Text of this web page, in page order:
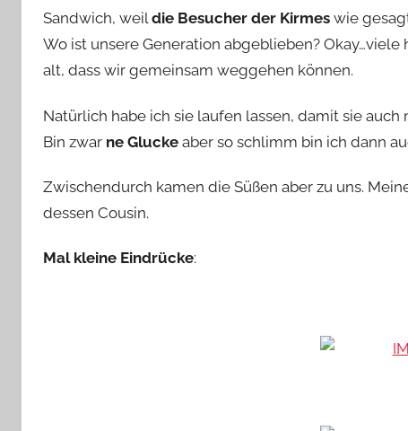
Sandwich, weildie Besucher der Kirmes wie
Wo ist unsere Generation abgeblieben?
alt, dass wir gemeinsam weggehen können.
Natürlich habe ich sie laufen lassen, damit sie
Bin zwar ne Glucke aber so schlimm bin ich dann
Zwischendurch kamen die Süßen aber zu uns.
dessen Cousin.
Mal kleine Eindrücke: